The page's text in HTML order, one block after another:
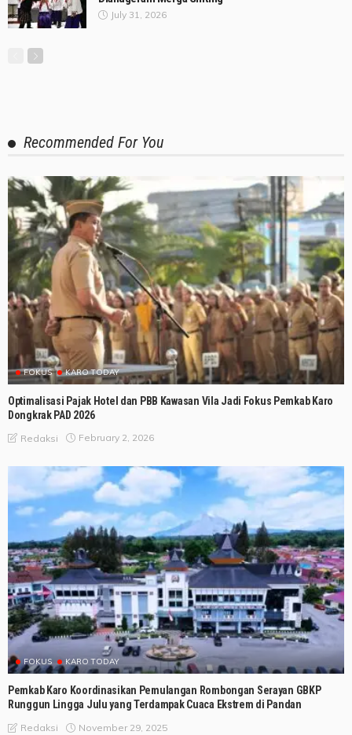
July 31, 2026
Recommended For You
FOKUS KARO TODAY
Optimalisasi Pajak Hotel dan PBB Kawasan Vila Jadi Fokus Pemkab Karo
Dongkrak PAD 2026
Redaksi February 2, 2026
FOKUS KARO TODAY
Pemkab Karo Koordinasikan Pemulangan Rombongan Serayan GBKP
Runggun Lingga Julu yang Terdampak Cuaca Ekstrem di Pandan
Redaksi November 29, 2025